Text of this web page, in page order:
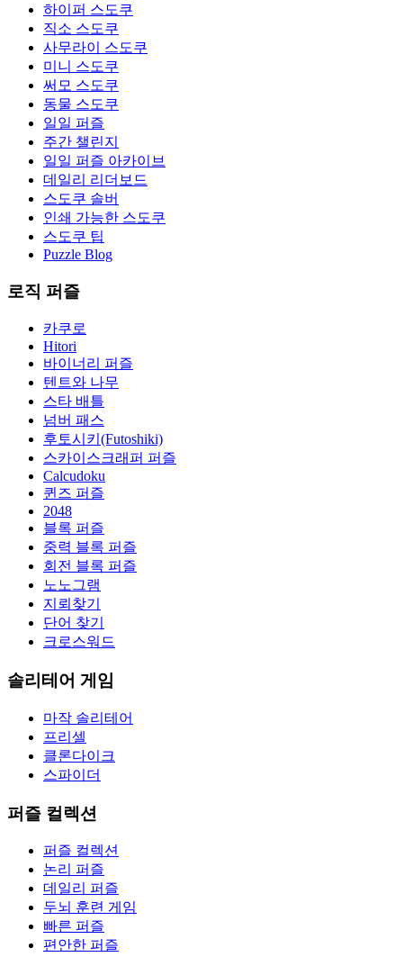
하이퍼 스도쿠
직소 스도쿠
사무라이 스도쿠
미니 스도쿠
써모 스도쿠
동물 스도쿠
일일 퍼즐
주간 챌린지
일일 퍼즐 아카이브
데일리 리더보드
스도쿠 솔버
인쇄 가능한 스도쿠
스도쿠 팁
Puzzle Blog
로직 퍼즐
카쿠로
Hitori
바이너리 퍼즐
텐트와 나무
스타 배틀
넘버 패스
후토시키(Futoshiki)
스카이스크래퍼 퍼즐
Calcudoku
퀸즈 퍼즐
2048
블록 퍼즐
중력 블록 퍼즐
회전 블록 퍼즐
노노그램
지뢰찾기
단어 찾기
크로스워드
솔리테어 게임
마작 솔리테어
프리셀
클론다이크
스파이더
퍼즐 컬렉션
퍼즐 컬렉션
논리 퍼즐
데일리 퍼즐
두뇌 훈련 게임
빠른 퍼즐
편안한 퍼즐